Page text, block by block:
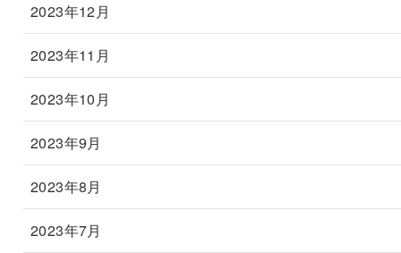
2023年12月
2023年11月
2023年10月
2023年9月
2023年8月
2023年7月